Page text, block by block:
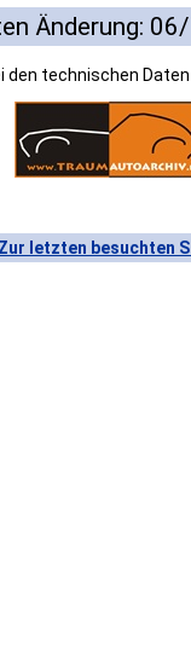
Änderung:
den technischen
Zur letzten besuchten